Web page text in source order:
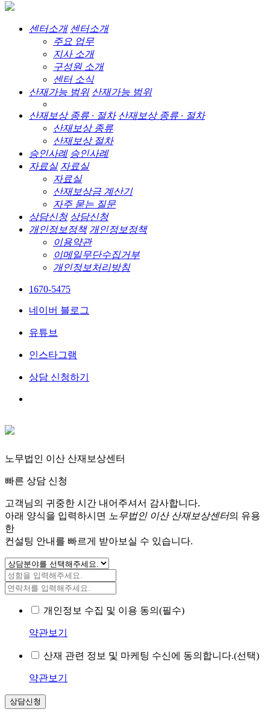
센터소개 센터소개
주요 업무
지사 소개
구성원 소개
센터 소식
산재가능 범위 산재가능 범위
산재보상 종류 · 절차 산재보상 종류 · 절차
산재보상 종류
산재보상 절차
승인사례 승인사례
자료실 자료실
자료실
산재보상금 계산기
자주 묻는 질문
상담신청 상담신청
개인정보정책 개인정보정책
이용약관
이메일무단수집거부
개인정보처리방침
1670-5475
네이버 블로그
유튜브
인스타그램
상담 신청하기
노무법인 이산 산재보상센터
빠른 상담 신청
고객님의 귀중한 시간 내어주셔서 감사합니다.
아래 양식을 입력하시면
노무법인 이산 산재보상센터의 유용
한
컨설팅 안내를 빠르게 받아보실 수 있습니다.
개인정보 수집 및 이용 동의(필수)
약관보기
산재 관련 정보 및 마케팅 수신에 동의합니다.(선택)
약관보기
상담신청